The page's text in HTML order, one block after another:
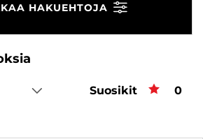
HAKUEHTOJA
Suosikit 0